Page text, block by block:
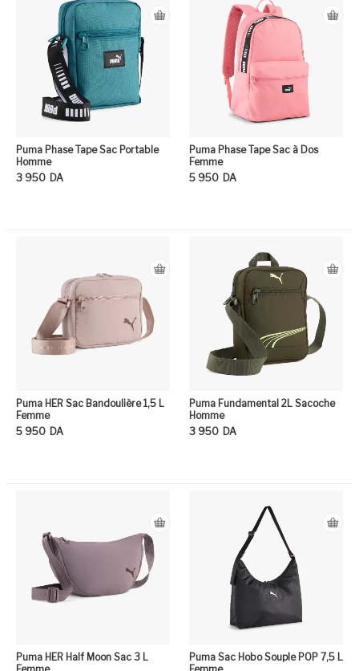
Puma Phase Tape Sac Portable
Homme
3 950 DA
Puma Phase Tape Sac à Dos
Femme
5 950 DA
Puma HER Sac Bandoulière 1,5 L
Femme
5 950 DA
Puma Fundamental 2L Sacoche
Homme
3 950 DA
Puma HER Half Moon Sac 3 L
Puma Sac Hobo Souple POP 7,5 L